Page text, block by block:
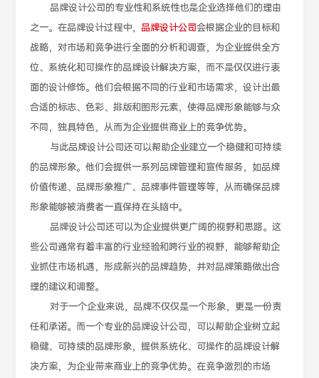
品牌设计公司的专业性和系统性也是企业选择他们的理由
之一。在品牌设计过程中， 品牌设计公司会根据企业的目标和
战略，对市场和竞争进行全面的分析和调查，为企业提供全方
位、系统化和可操作的品牌设计解决方案，而不是仅仅进行表
面的设计修饰。他们会根据不同的行业和市场需求，设计出最
合适的标志、色彩、排版和图形元素，使得品牌形象能够与众
不同，独具特色，从而为企业提供商业上的竞争优势。
与此品牌设计公司还可以帮助企业建立一个稳健和可持续
的品牌形象。他们会提供一系列品牌管理和宣传服务，如品牌
价值传递、品牌形象推广、品牌事件管理等等，从而确保品牌
形象能够被消费者一直保持在头脑中。
品牌设计公司还可以为企业提供更广阔的视野和思路。这
些公司通常有着丰富的行业经验和跨行业的视野，能够帮助企
业抓住市场机遇，形成新兴的品牌趋势，并对品牌策略做出合
理的建议和调整。
对于一个企业来说，品牌不仅仅是一个形象，更是一份责
任和承诺。而一个专业的品牌设计公司，可以帮助企业树立起
稳健、可持续的品牌形象，提供系统化、可操作的品牌设计解
决方案，为企业带来商业上的竞争优势。在竞争激烈的市场